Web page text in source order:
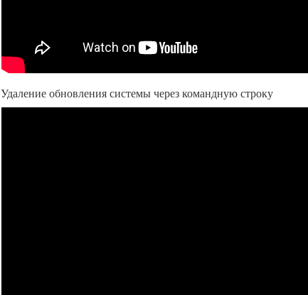
Удаление обновления системы через командную строку